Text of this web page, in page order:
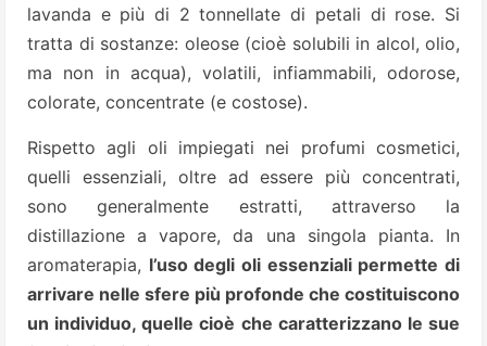
lavanda e più di 2 tonnellate di petali di rose. Si
tratta di sostanze: oleose (cioè solubili in alcol, olio,
ma non in acqua), volatili, infiammabili, odorose,
colorate, concentrate (e costose).
Rispetto agli oli impiegati nei profumi cosmetici,
quelli essenziali, oltre ad essere più concentrati,
sono generalmente estratti, attraverso la
distillazione a vapore, da una singola pianta. In
aromaterapia, l’uso degli oli essenziali permette di
arrivare nelle sfere più profonde che costituiscono
un individuo, quelle cioè che caratterizzano le sue